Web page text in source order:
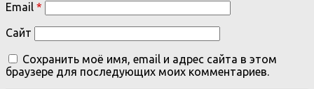
Email *
Сайт
Сохранить моё имя, email и адрес сайта в этом
браузере для последующих моих комментариев.